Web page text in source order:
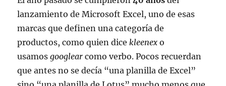
lanzamiento de Microsoft Excel, uno de esas
marcas que definen una categoría de
productos, como quien dicekleenex o
usamosgooglear como verbo. Pocos recuerdan
que antes no se decía “una planilla de Excel”